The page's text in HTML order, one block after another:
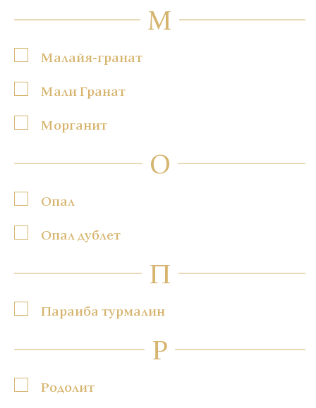
М
Малайя-гранат
Мали Гранат
Морганит
О
Опал
Опал дублет
П
Параиба турмалин
Р
Родолит